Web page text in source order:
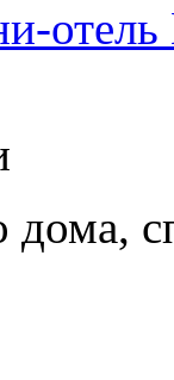
дома,